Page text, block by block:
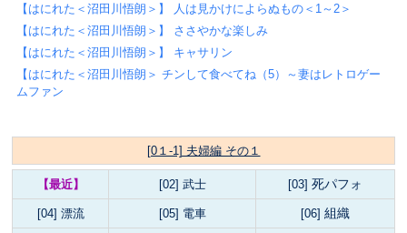
【はにれた＜沼田川悟朗＞】 人は見かけによらぬもの＜1～2＞
【はにれた＜沼田川悟朗＞】 ささやかな楽しみ
【はにれた＜沼田川悟朗＞】 キャサリン
【はにれた＜沼田川悟朗＞ チンして食べてね（5）～妻はレトロゲー
ムファン
[0１-1] 夫婦編 その１
【最近】 [02] 武士 [03] 死パフォ
[04] 漂流 [05] 電車 [06] 組織